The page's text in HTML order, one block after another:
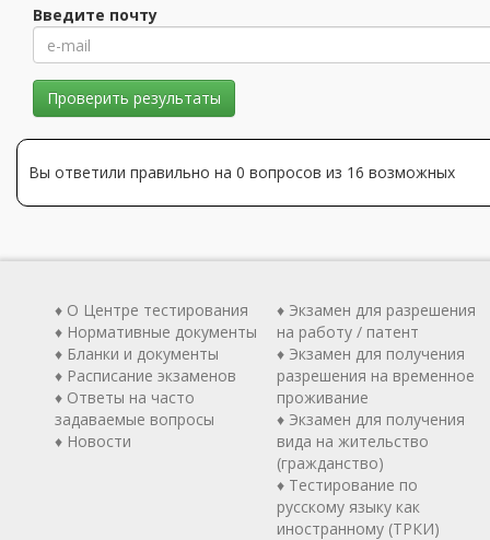
Введите почту
Проверить результаты
Вы ответили правильно на 0 вопросов из 16 возможных
♦ О Центре тестирования
♦ Нормативные документы
♦ Бланки и документы
♦ Расписание экзаменов
♦ Ответы на часто
задаваемые вопросы
♦ Новости
♦ Экзамен для разрешения
на работу / патент
♦ Экзамен для получения
разрешения на временное
проживание
♦ Экзамен для получения
вида на жительство
(гражданство)
♦ Тестирование по
русскому языку как
иностранному (ТРКИ)